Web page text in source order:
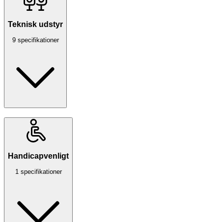
Teknisk udstyr
9 specifikationer
Handicapvenligt
1 specifikationer